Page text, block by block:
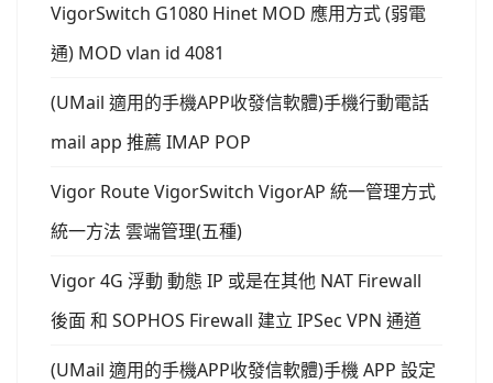
VigorSwitch G1080 Hinet MOD 應用方式 (弱電
通) MOD vlan id 4081
(UMail 適用的手機APP收發信軟體)手機行動電話
mail app 推薦 IMAP POP
Vigor Route VigorSwitch VigorAP 統一管理方式
統一方法 雲端管理(五種)
Vigor 4G 浮動 動態 IP 或是在其他 NAT Firewall
後面 和 SOPHOS Firewall 建立 IPSec VPN 通道
(UMail 適用的手機APP收發信軟體)手機 APP 設定